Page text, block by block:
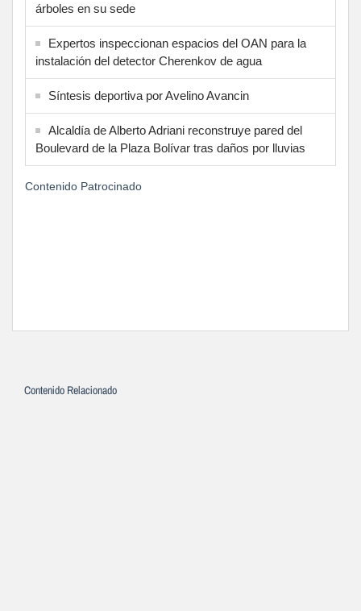
árboles en su sede
Expertos inspeccionan espacios del OAN para la
instalación del detector Cherenkov de agua
Síntesis deportiva por Avelino Avancin
Alcaldía de Alberto Adriani reconstruye pared del
Boulevard de la Plaza Bolívar tras daños por lluvias
Contenido Patrocinado
Contenido Relacionado